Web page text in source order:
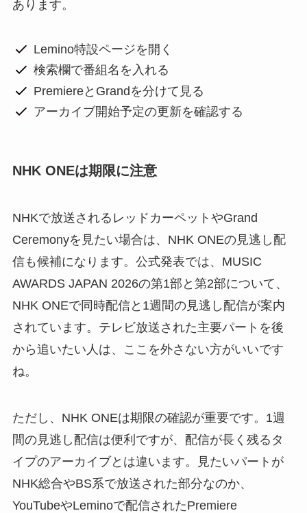
あります。
Lemino特設ページを開く
検索欄で番組名を入れる
PremiereとGrandを分けて見る
アーカイブ開始予定の更新を確認する
NHK ONEは期限に注意
NHKで放送されるレッドカーペットやGrand
Ceremonyを見たい場合は、NHK ONEの見逃し配
信も候補になります。公式発表では、MUSIC
AWARDS JAPAN 2026の第1部と第2部について、
NHK ONEで同時配信と1週間の見逃し配信が案内
されています。テレビ放送された主要パートを後
から追いたい人は、ここを外さない方がいいです
ね。
ただし、NHK ONEは期限の確認が重要です。1週
間の見逃し配信は便利ですが、配信が長く残るタ
イプのアーカイブとは違います。見たいパートが
NHK総合やBS系で放送された部分なのか、
YouTubeやLeminoで配信されたPremiere